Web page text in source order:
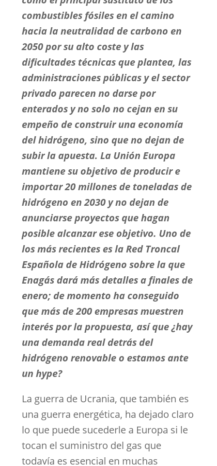
combustibles fósiles en el camino
hacia la neutralidad de carbono en
2050 por su alto coste y las
dificultades técnicas que plantea, las
administraciones públicas y el sector
privado parecen no darse por
enterados y no solo no cejan en su
empeño de construir una economía
del hidrógeno, sino que no dejan de
subir la apuesta. La Unión Europa
mantiene su objetivo de producir e
importar 20 millones de toneladas de
hidrógeno en 2030 y no dejan de
anunciarse proyectos que hagan
posible alcanzar ese objetivo. Uno de
los más recientes es la Red Troncal
Española de Hidrógeno sobre la que
Enagás dará más detalles a finales de
enero; de momento ha conseguido
que más de 200 empresas muestren
interés por la propuesta, así que ¿hay
una demanda real detrás del
hidrógeno renovable o estamos ante
un hype?
La guerra de Ucrania, que también es
una guerra energética, ha dejado claro
lo que puede sucederle a Europa si le
tocan el suministro del gas que
todavía es esencial en muchas